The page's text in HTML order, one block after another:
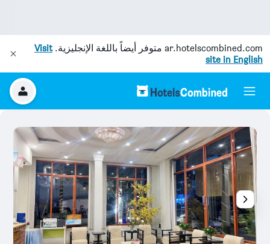
ar.hotelscombined.com متوفر أيضاً باللغة الإنجليزية.Visit
site in English